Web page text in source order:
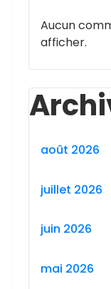
Aucun
afficher.
août 2026
juillet 2026
juin 2026
mai 2026